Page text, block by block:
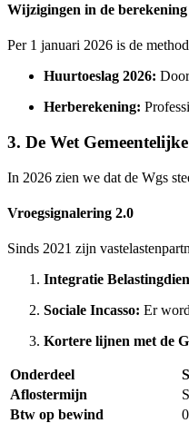
Wijzigingen in de berekening
Per 1 januari 2026 is de
Huurtoeslag 2026:
Herberekening:
3. De Wet
In 2026 zien we dat de Wgs
Vroegsignalering 2.0
Sinds 2021 zijn
Integratie
Sociale Incasso: Er
Kortere lijnen met de
Onderdeel
Aflostermijn
Btw op bewind